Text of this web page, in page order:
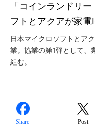
「コインランドリ
フトとアクアが家電
日本マイクロソフトとア
業。協業の第1弾として、
組む。
Share Post